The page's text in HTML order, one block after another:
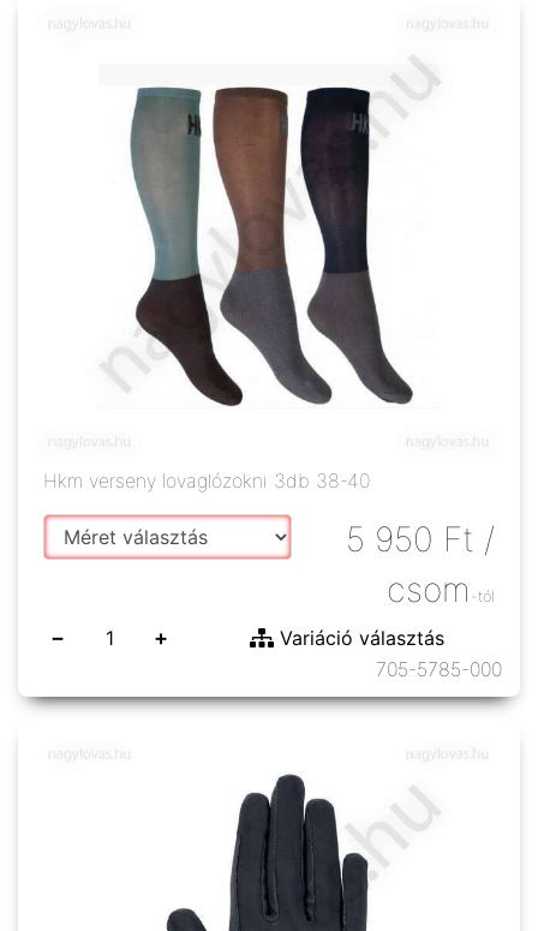
Hkm verseny lovaglózokni 3db 38-40
5 950 Ft /
csom -tól
− +
Variáció választás
705-5785-000